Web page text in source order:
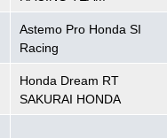
Astemo Pro Honda SI
Racing
Honda Dream RT
SAKURAI HONDA